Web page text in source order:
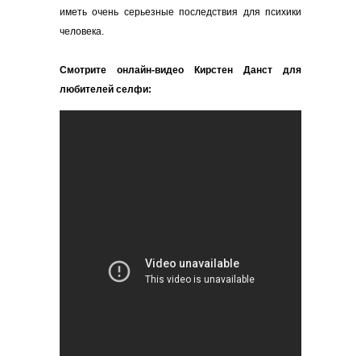
иметь очень серьезные последствия для психики
человека.
Смотрите онлайн-видео Кирстен Данст для
любителей селфи: